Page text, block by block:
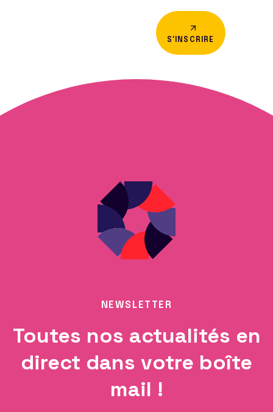
S'INSCRIRE
NEWSLETTER
Toutes nos actualités en
direct dans votre boîte
mail !